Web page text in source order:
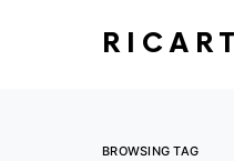
BROWSING TAG